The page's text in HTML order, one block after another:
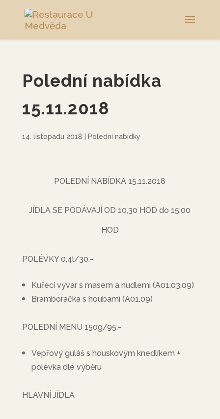
Polední nabídka
15.11.2018
14. listopadu 2018 Polední nabídky
POLEDNÍ NABÍDKA 15.11.2018
JÍDLA SE PODÁVAJÍ OD 10,30 HOD do 15,00
HOD
POLÉVKY 0,4l/30,-
Kuřecí vývar s masem a nudlemi (A01,03,09)
Bramboračka s houbami (A01,09)
POLEDNÍ MENU 150g/95,-
Vepřový guláš s houskovým knedlíkem +
polévka dle výběru
HLAVNÍ JÍDLA